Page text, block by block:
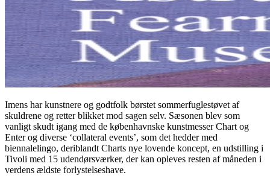
Imens har kunstnere og godtfolk børstet sommerfuglestøvet af
skuldrene og retter blikket mod sagen selv. Sæsonen blev som
vanligt skudt igang med de københavnske kunstmesser Chart og
Enter og diverse ‘collateral events’, som det hedder med
biennalelingo, deriblandt Charts nye lovende koncept, en udstilling i
Tivoli med 15 udendørsværker, der kan opleves resten af måneden i
verdens ældste forlystelseshave.